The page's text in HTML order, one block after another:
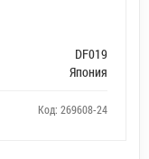
DF019
Япония
Код: 269608-24